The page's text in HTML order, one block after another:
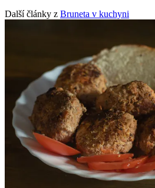
Další články z Bruneta v kuchyni